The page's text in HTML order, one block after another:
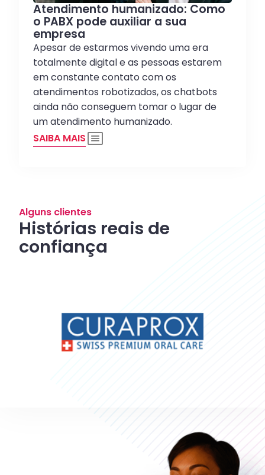
Atendimento humanizado: Como
o PABX pode auxiliar a sua
empresa
Apesar de estarmos vivendo uma era
totalmente digital e as pessoas estarem
em constante contato com os
atendimentos robotizados, os chatbots
ainda não conseguem tomar o lugar de
um atendimento humanizado.
SAIBA MAIS
Alguns clientes
Histórias reais de
confiança